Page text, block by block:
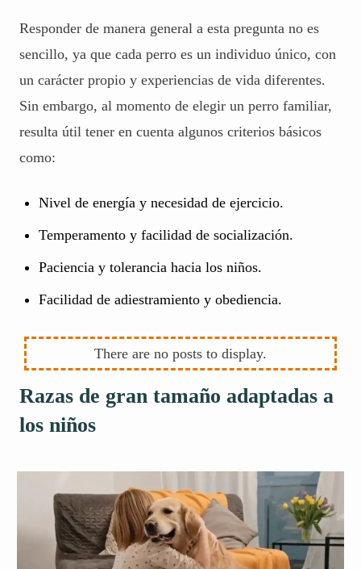
Responder de manera general a esta pregunta no es
sencillo, ya que cada perro es un individuo único, con
un carácter propio y experiencias de vida diferentes.
Sin embargo, al momento de elegir un perro familiar,
resulta útil tener en cuenta algunos criterios básicos
como:
Nivel de energía y necesidad de ejercicio.
Temperamento y facilidad de socialización.
Paciencia y tolerancia hacia los niños.
Facilidad de adiestramiento y obediencia.
Razas de gran tamaño adaptadas a
los niños